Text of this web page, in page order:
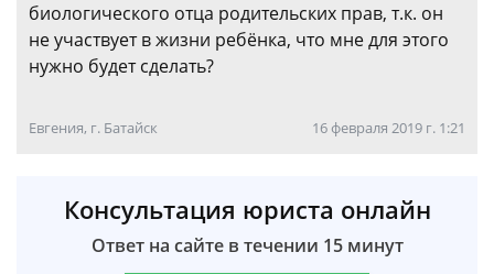
биологического отца родительских прав, т.к. он
не участвует в жизни ребёнка, что мне для этого
нужно будет сделать?
Евгения, г. Батайск 16 февраля 2019 г. 1:21
Консультация юриста онлайн
Ответ на сайте в течении 15 минут